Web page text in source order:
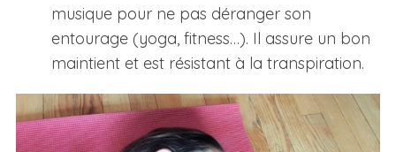
musique pour ne pas déranger son
entourage (yoga, fitness…). Il assure un bon
maintient et est résistant à la transpiration.